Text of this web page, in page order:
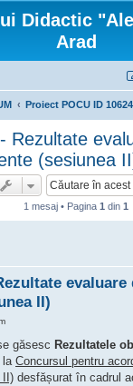
Didactic
Arad
Proiect POCU ID
Rezultate
(sesiunea
1 mesaj • Pagina 1 din 1
II)
găsesc Rezultatele
la Concursul pentru
II) desfășurat în cadrul